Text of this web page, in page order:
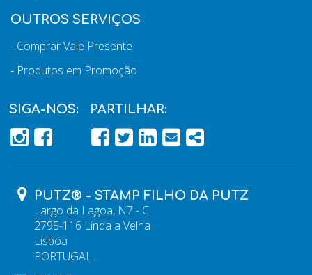
OUTROS SERVIÇOS
Comprar Vale Presente
Produtos em Promoção
SIGA-NOS:
PÁGINA DO FACEBOOK
PÁGINA DO FACEBOOK
PARTILHAR:
FACEBOOK
TWITTER
LINKEDIN
EMAIL
PUTZ® - STAMP FILHO DA PUTZ
Largo da Lagoa, N7 - C
2795-116 Linda a Velha
Lisboa
PORTUGAL